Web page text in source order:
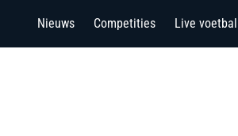
Nieuws Competities Live voetbal